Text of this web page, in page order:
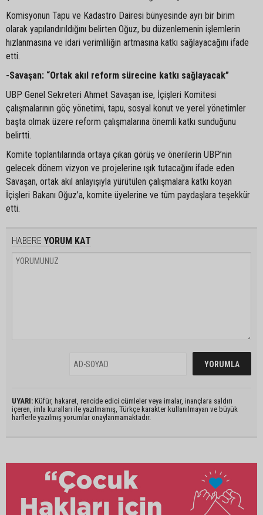
Komisyonun Tapu ve Kadastro Dairesi bünyesinde ayrı bir birim
olarak yapılandırıldığını belirten Oğuz, bu düzenlemenin işlemlerin
hızlanmasına ve idari verimliliğin artmasına katkı sağlayacağını ifade
etti.
-Savaşan: “Ortak akıl reform sürecine katkı sağlayacak”
UBP Genel Sekreteri Ahmet Savaşan ise, İçişleri Komitesi
çalışmalarının göç yönetimi, tapu, sosyal konut ve yerel yönetimler
başta olmak üzere reform çalışmalarına önemli katkı sunduğunu
belirtti.
Komite toplantılarında ortaya çıkan görüş ve önerilerin UBP’nin
gelecek dönem vizyon ve projelerine ışık tutacağını ifade eden
Savaşan, ortak akıl anlayışıyla yürütülen çalışmalara katkı koyan
İçişleri Bakanı Oğuz’a, komite üyelerine ve tüm paydaşlara teşekkür
etti.
HABERE YORUM KAT
UYARI: Küfür, hakaret, rencide edici cümleler veya imalar, inançlara saldırı
içeren, imla kuralları ile yazılmamış, Türkçe karakter kullanılmayan ve büyük
harflerle yazılmış yorumlar onaylanmamaktadır.